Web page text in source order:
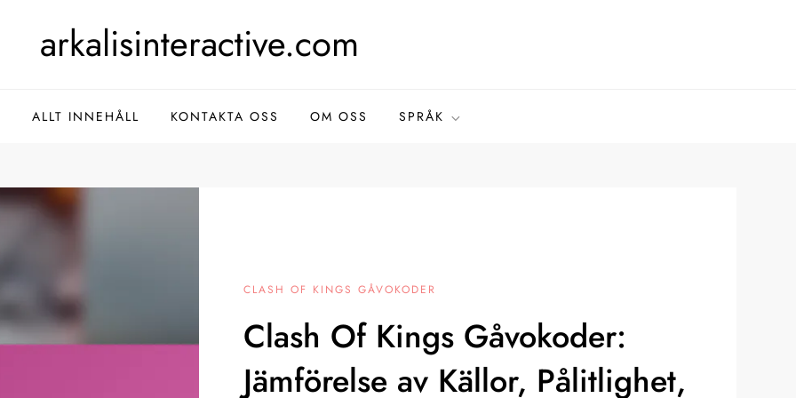
arkalisinteractive.com
ALLT INNEHÅLL KONTAKTA OSS OM OSS SPRÅK
CLASH OF KINGS GÅVOKODER
Clash Of Kings Gåvokoder:
Jämförelse av Källor, Pålitlighet,